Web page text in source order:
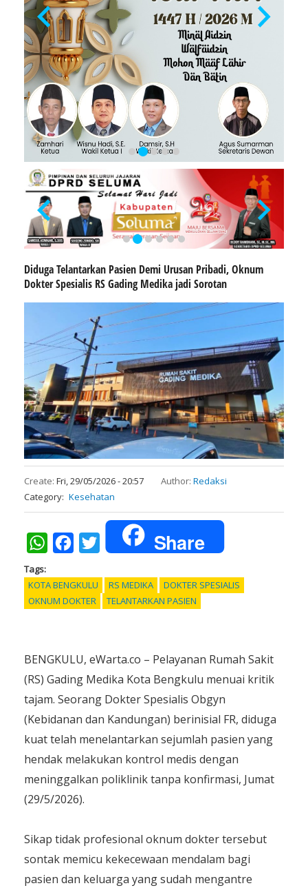
Diduga Telantarkan Pasien Demi Urusan Pribadi, Oknum
Dokter Spesialis RS Gading Medika jadi Sorotan
Create: Fri, 29/05/2026 - 20:57 Author: Redaksi
Category Kesehatan
WhatsAppFacebookTwitter Share
Tags
KOTA BENGKULU
RS MEDIKA
DOKTER SPESIALIS
OKNUM DOKTER
TELANTARKAN PASIEN
BENGKULU, eWarta.co – Pelayanan Rumah Sakit
(RS) Gading Medika Kota Bengkulu menuai kritik
tajam. Seorang Dokter Spesialis Obgyn
(Kebidanan dan Kandungan) berinisial FR, diduga
kuat telah menelantarkan sejumlah pasien yang
hendak melakukan kontrol medis dengan
meninggalkan poliklinik tanpa konfirmasi, Jumat
(29/5/2026).
​Sikap tidak profesional oknum dokter tersebut
sontak memicu kekecewaan mendalam bagi
pasien dan keluarga yang sudah mengantre